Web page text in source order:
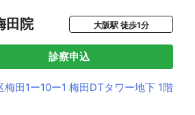
田院 大阪駅 徒歩1分
診察申込
梅田1ー10ー1 梅田DTタワー地下 1階